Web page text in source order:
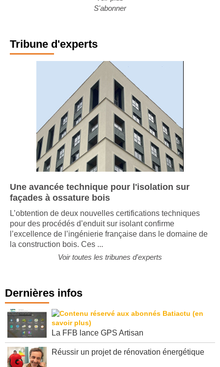
Voir plus
Tribune d'experts
Une avancée technique pour l'isolation sur
façades à ossature bois
L’obtention de deux nouvelles certifications techniques
pour des procédés d’enduit sur isolant confirme
l’excellence de l’ingénierie française dans le domaine de
Dernières infos